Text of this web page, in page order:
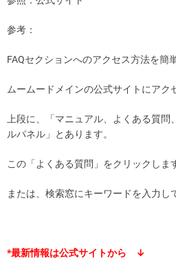
参考：
FAQセクションへのアクセス方法を簡
ムームードメインの公式サイトにアク
上段に、「マニュアル、よくある質
ルパネル」とあります。
この「よくある質問」をクリックしま
または、検索窓にキーワードを入力し
*最新情報は公式サイトから ↓